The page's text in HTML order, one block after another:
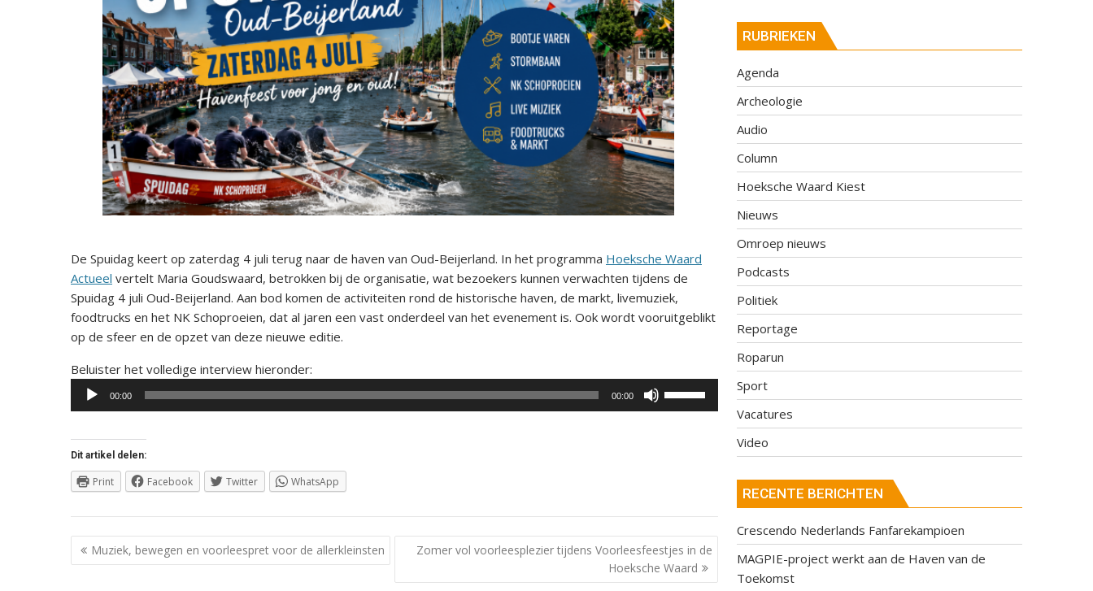
De Spuidag keert op zaterdag 4 juli terug naar de haven van Oud-Beijerland. In het programma Hoeksche Waard
Actueel vertelt Maria Goudswaard, betrokken bij de organisatie, wat bezoekers kunnen verwachten tijdens de
Spuidag 4 juli Oud-Beijerland. Aan bod komen de activiteiten rond de historische haven, de markt, livemuziek,
foodtrucks en het NK Schoproeien, dat al jaren een vast onderdeel van het evenement is. Ook wordt vooruitgeblikt
op de sfeer en de opzet van deze nieuwe editie.
Beluister het volledige interview hieronder:
00:00 00:00
of
te
verlagen.
Dit artikel delen:
Print Facebook Twitter WhatsApp
Berichtnavigatie
Muziek, bewegen en voorleespret voor de allerkleinsten
Zomer vol voorleesplezier tijdens Voorleesfeestjes in de
Hoeksche Waard
RUBRIEKEN
Agenda
Archeologie
Audio
Column
Hoeksche Waard Kiest
Nieuws
Omroep nieuws
Podcasts
Politiek
Reportage
Roparun
Sport
Vacatures
Video
RECENTE BERICHTEN
Crescendo Nederlands Fanfarekampioen
MAGPIE-project werkt aan de Haven van de
Toekomst